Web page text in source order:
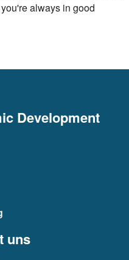
always in good
Development
uns